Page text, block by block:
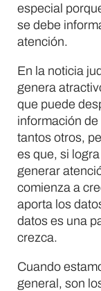
especial
se debe
atención.
En la noticia
genera
que puede
información
tantos otros,
es que, si
generar
comienza a
aporta los
datos es una
crezca.
Cuando
general, son